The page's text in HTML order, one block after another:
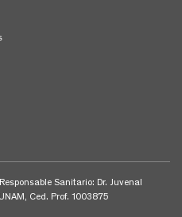
Sanitario: Dr. Juvenal
Ced. Prof. 1003875